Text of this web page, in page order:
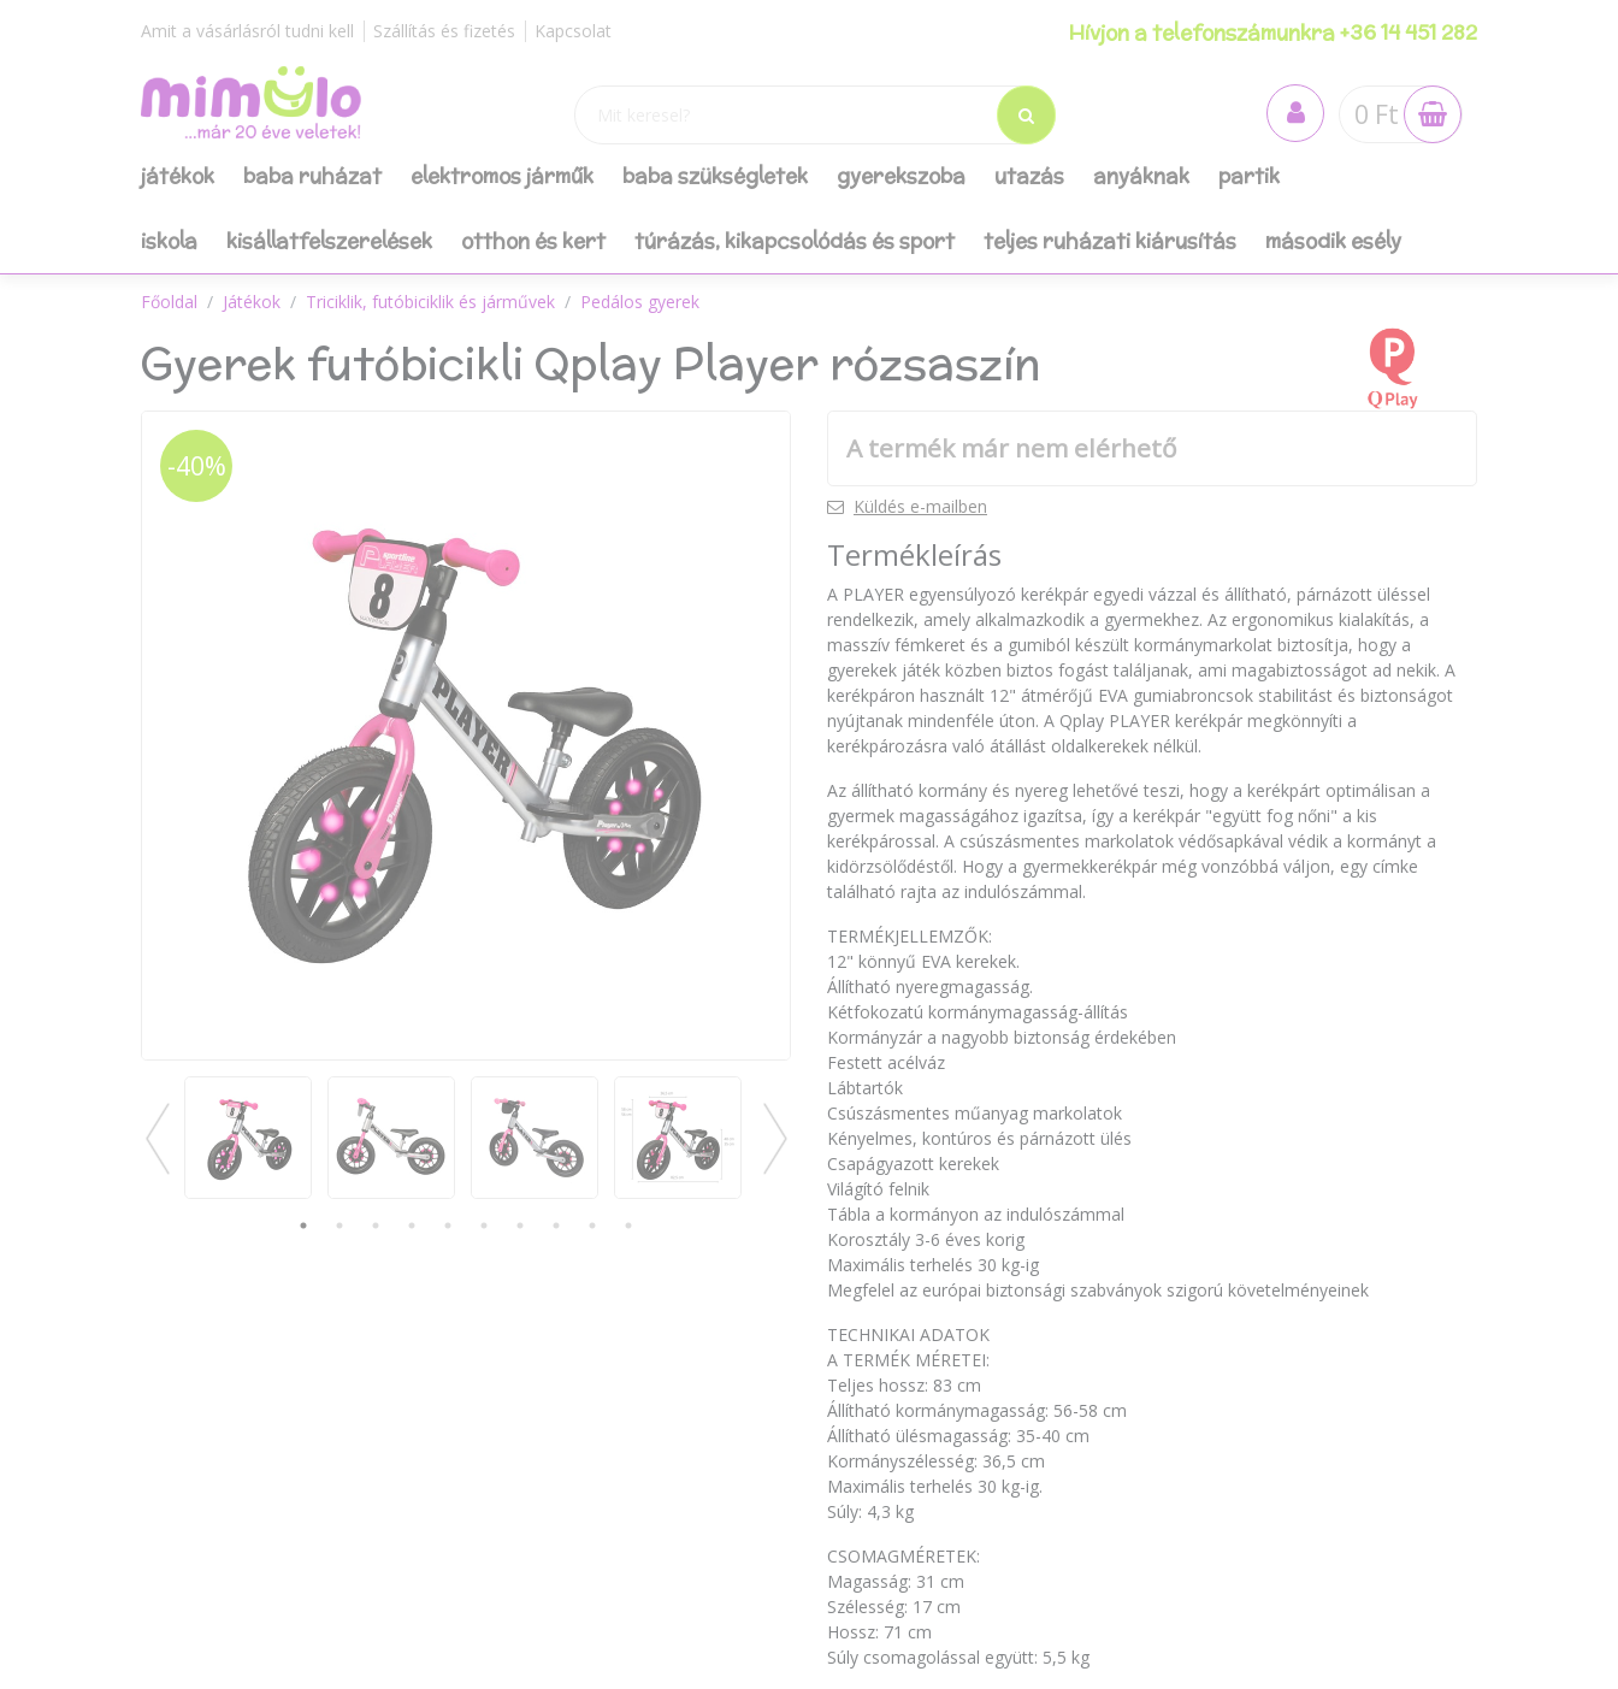
Amit a vásárlásról tudni kell Szállítás és fizetés Kapcsolat Hívjon a telefonszámunkra +36 14 451 282
0 Ft
játékok baba ruházat elektromos járműk baba szükségletek gyerekszoba utazás anyáknak partik
iskola kisállatfelszerelések otthon és kert túrázás, kikapcsolódás és sport teljes ruházati kiárusítás második esély
Főoldal Játékok Triciklik, futóbiciklik és járművek Pedálos gyerek
Gyerek futóbicikli Qplay Player rózsaszín
-40%
A termék már nem elérhető
Küldés e-mailben
Termékleírás
A PLAYER egyensúlyozó kerékpár egyedi vázzal és állítható, párnázott üléssel
rendelkezik, amely alkalmazkodik a gyermekhez. Az ergonomikus kialakítás, a
masszív fémkeret és a gumiból készült kormánymarkolat biztosítja, hogy a
gyerekek játék közben biztos fogást találjanak, ami magabiztosságot ad nekik. A
kerékpáron használt 12" átmérőjű EVA gumiabroncsok stabilitást és biztonságot
nyújtanak mindenféle úton. A Qplay PLAYER kerékpár megkönnyíti a
kerékpározásra való átállást oldalkerekek nélkül.
Az állítható kormány és nyereg lehetővé teszi, hogy a kerékpárt optimálisan a
gyermek magasságához igazítsa, így a kerékpár "együtt fog nőni" a kis
kerékpárossal. A csúszásmentes markolatok védősapkával védik a kormányt a
kidörzsölődéstől. Hogy a gyermekkerékpár még vonzóbbá váljon, egy címke
található rajta az indulószámmal.
TERMÉKJELLEMZŐK:
12" könnyű EVA kerekek.
Állítható nyeregmagasság.
Kétfokozatú kormánymagasság-állítás
Kormányzár a nagyobb biztonság érdekében
Festett acélváz
Lábtartók
Csúszásmentes műanyag markolatok
Kényelmes, kontúros és párnázott ülés
Csapágyazott kerekek
Világító felnik
Tábla a kormányon az indulószámmal
Korosztály 3-6 éves korig
Maximális terhelés 30 kg-ig
Megfelel az európai biztonsági szabványok szigorú követelményeinek
TECHNIKAI ADATOK
A TERMÉK MÉRETEI:
Teljes hossz: 83 cm
Állítható kormánymagasság: 56-58 cm
Állítható ülésmagasság: 35-40 cm
Kormányszélesség: 36,5 cm
Maximális terhelés 30 kg-ig.
Súly: 4,3 kg
CSOMAGMÉRETEK:
Magasság: 31 cm
Szélesség: 17 cm
Hossz: 71 cm
Súly csomagolással együtt: 5,5 kg